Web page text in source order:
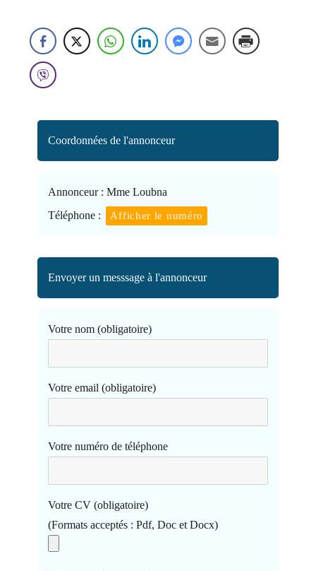
Coordonnées de l'annonceur
Annonceur : Mme Loubna
Téléphone :
Afficher le numéro
Envoyer un messsage à l'annonceur
Votre nom (obligatoire)
Votre email (obligatoire)
Votre numéro de téléphone
Votre CV (obligatoire)
(Formats acceptés : Pdf, Doc et Docx)